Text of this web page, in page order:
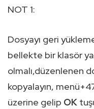
NOT 1:
Dosyayı geri
bellekte bir klasör
olmalı,düzenlenen
kopyalayın,
üzerine gelip OK